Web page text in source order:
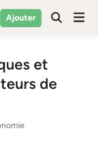
Ajouter
et
de